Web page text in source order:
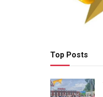
Top Posts